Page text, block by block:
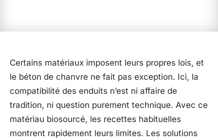
Certains matériaux imposent leurs propres lois, et
le béton de chanvre ne fait pas exception. Ici, la
compatibilité des enduits n’est ni affaire de
tradition, ni question purement technique. Avec ce
matériau biosourcé, les recettes habituelles
montrent rapidement leurs limites. Les solutions